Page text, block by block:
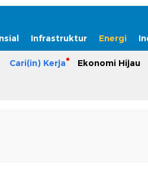
Infrastruktur Energi
Cari(in) Kerja Ekonomi Hijau